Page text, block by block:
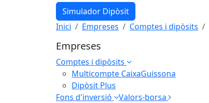
Simulador Dipòsit
Inici
Empreses Comptes i dipòsits
Empreses
Comptes i dipòsits
Multicompte CaixaGuissona
Dipòsit Plus
Fons d'inversió
Valors-borsa